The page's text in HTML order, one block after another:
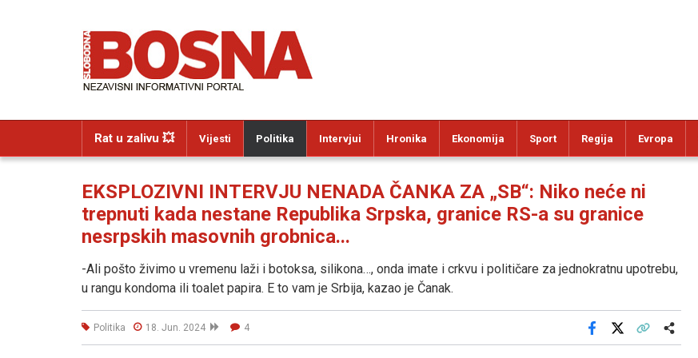
Rat u zalivu 💥 Vijesti Politika Intervjui Hronika Ekonomija Sport Regija Evropa
EKSPLOZIVNI INTERVJU NENADA ČANKA ZA „SB“: Niko neće ni
trepnuti kada nestane Republika Srpska, granice RS-a su granice
nesrpskih masovnih grobnica...
-Ali pošto živimo u vremenu laži i botoksa, silikona…, onda imate i crkvu i političare za jednokratnu upotrebu,
u rangu kondoma ili toalet papira. E to vam je Srbija, kazao je Čanak.
Politika 18. Jun. 2024 4
Facebook